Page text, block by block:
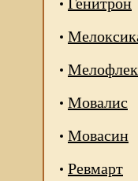
Мовалис
Мовасин
Ревмарт